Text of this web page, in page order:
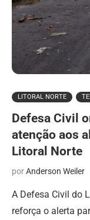
LITORAL NORTE
Defesa Civil
atenção aos
Litoral Norte
porAnderson Weiler
A Defesa Civil do
reforça o alerta